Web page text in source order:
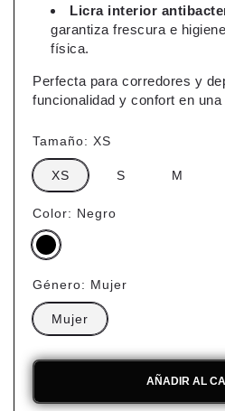
Licra interior
garantiza frescura e
física.
Perfecta para corredores y
funcionalidad y confort en una
Tamaño: XS
XS S M
Color: Negro
Género: Mujer
Mujer
AÑADIR AL